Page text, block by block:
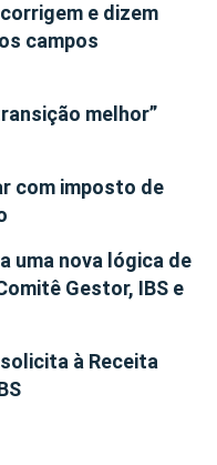
e dizem
campos
melhor”
com imposto de
uma nova lógica de
Gestor, IBS e
à Receita